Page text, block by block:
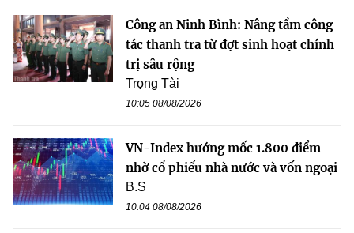
Công an Ninh Bình: Nâng tầm công
tác thanh tra từ đợt sinh hoạt chính
trị sâu rộng
Trọng Tài
10:05 08/08/2026
VN-Index hướng mốc 1.800 điểm
nhờ cổ phiếu nhà nước và vốn ngoại
B.S
10:04 08/08/2026